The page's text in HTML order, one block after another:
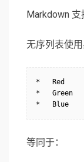
Markdown 支
无序列表使
*   Red
*   Green
*   Blue
等同于：